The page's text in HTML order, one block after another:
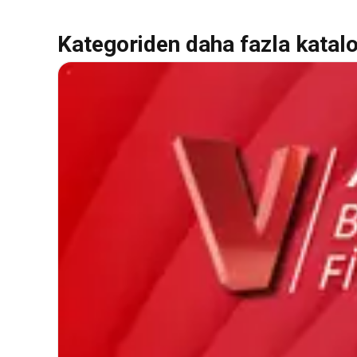
Kategoriden daha fazla